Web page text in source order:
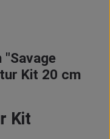
Kit 20 cm
Kit